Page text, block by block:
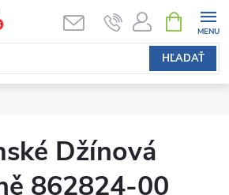
HĽADAŤ
KOŠÍK
Džínová
862824-00